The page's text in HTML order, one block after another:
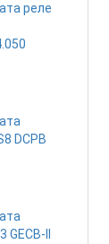
реле
DCPB
II